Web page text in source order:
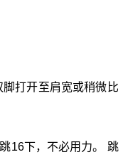
打开至肩宽或稍微比
16下，不必用力。 跳